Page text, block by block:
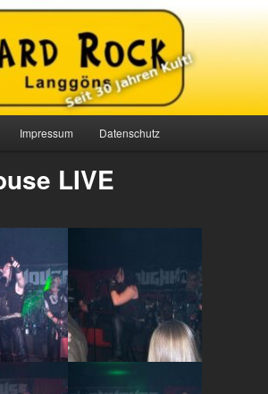
Langgöns
Impressum Datenschutz
LIVE